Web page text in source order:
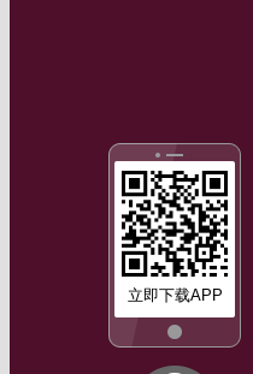
立即下载APP